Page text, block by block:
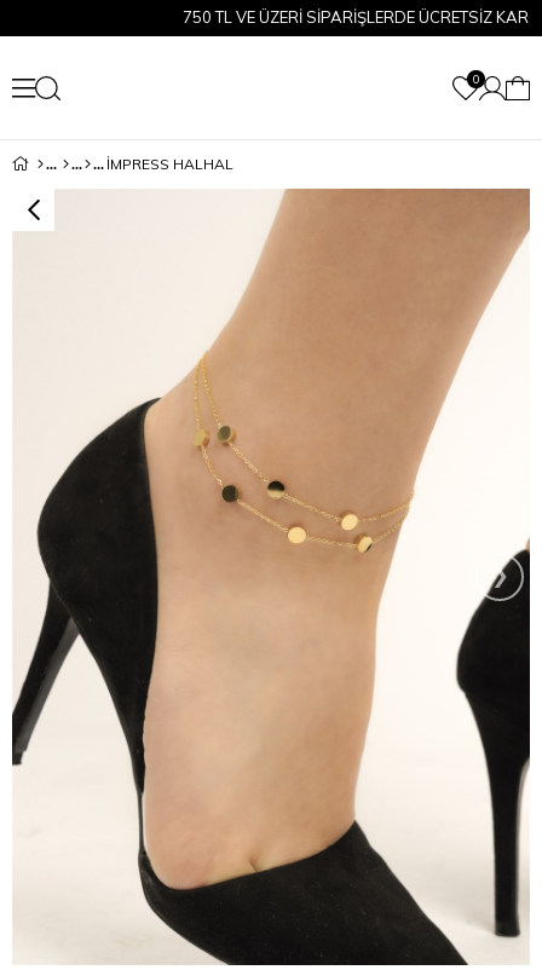
750 TL VE ÜZERİ SİPARİŞLERDE ÜCRETSİZ KARGO!
0
İMPRESS HALHAL
›